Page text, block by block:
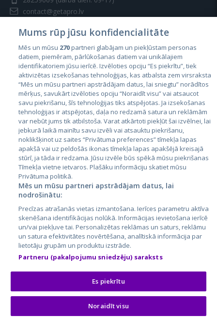
contact@getapro.lv
Valstis
Igaunija
Latvija
Lietuva
City24.lv
City24.ee
GetaPro.lv
GetaPro.ee
Skelbiu.lt
Autoplius.lt
Aruodas.lt
CVbankas.lt
Kainos.lt
Paslaugos.lt
auto24.ee
Osta.ee
KuldneBörs.ee
Mums rūp jūsu konfidencialitāte
Mēs un mūsu 270partneri glabājam un piekļūstam personas
datiem, piemēram, pārlūkošanas datiem vai unikālajiem
identifikatoriem jūsu ierīcē. Izvēloties opciju “Es piekrītu”, tiek
aktivizētas izsekošanas tehnoloģijas, kas atbalsta zem virsraksta
“Mēs un mūsu partneri apstrādājam datus, lai sniegtu” norādītos
mērķus, savukārt izvēloties opciju “Noraidīt visu” vai atsaucot
savu piekrišanu, šīs tehnoloģijas tiks atspējotas. Ja izsekošanas
tehnoloģijas ir atspējotas, daļa no redzamā satura un reklāmām
var nebūt jums tik atbilstoša. Varat atkārtoti piekļūt šai izvēlnei, lai
jebkurā laikā mainītu savu izvēli vai atsauktu piekrišanu,
noklikšķinot uz saites “Privātuma preferences” tīmekļa lapas
apakšā vai uz peldošās ikonas tīmekļa lapas apakšējā kreisajā
stūrī, ja tāda ir redzama. Jūsu izvēle būs spēkā mūsu piekrišanas
Tīmekļa vietne ietvaros. Plašāku informāciju skatiet mūsu
Privātuma politikā.
Mēs un mūsu partneri apstrādājam datus, lai
nodrošinātu:
Precīzas atrašanās vietas izmantošana. Ierīces parametru aktīva
skenēšana identifikācijas nolūkā. Informācijas ievietošana ierīcē
un/vai piekļuve tai. Personalizētas reklāmas un saturs, reklāmu
un satura efektivitātes novērtēšana, analītiskā informācija par
lietotāju grupām un produktu izstrāde.
Partneru (pakalpojumu sniedzēju) saraksts
Es piekrītu
Noraidīt visu